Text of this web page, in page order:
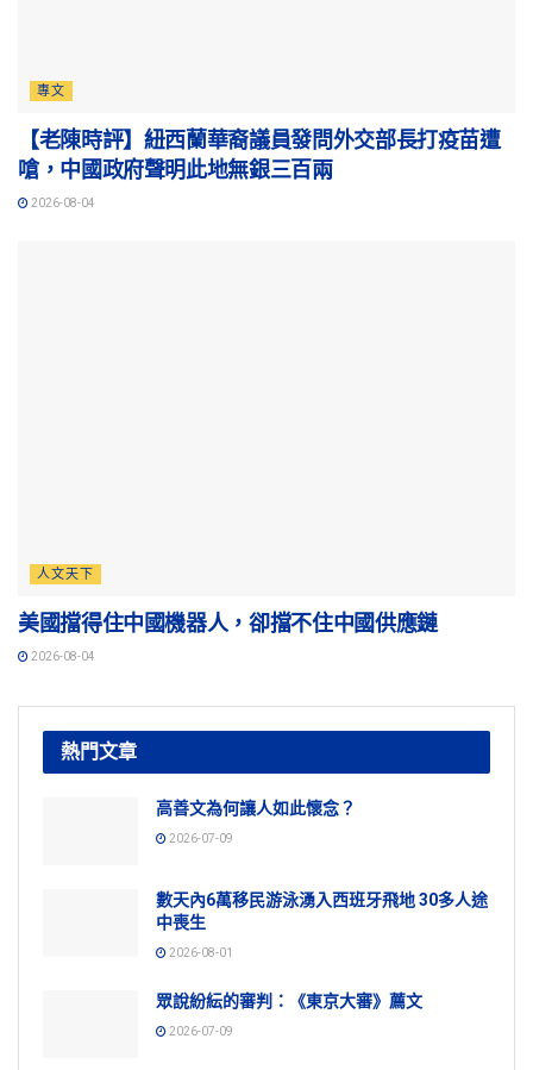
專文
【老陳時評】紐西蘭華裔議員發問外交部長打疫苗遭
嗆，中國政府聲明此地無銀三百兩
2026-08-04
人文天下
美國擋得住中國機器人，卻擋不住中國供應鏈
2026-08-04
熱門文章
高善文為何讓人如此懷念？
2026-07-09
數天內6萬移民游泳湧入西班牙飛地 30多人途
中喪生
2026-08-01
眾說紛紜的審判：《東京大審》薦文
2026-07-09